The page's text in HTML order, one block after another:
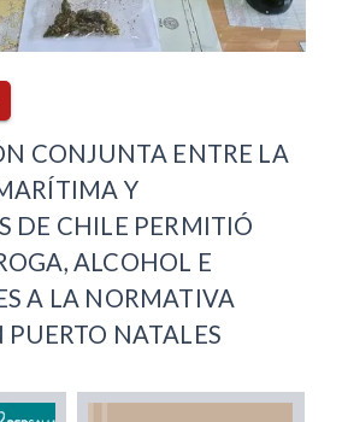
CONJUNTA ENTRE LA
Y
DE CHILE PERMITIÓ
ALCOHOL E
A LA NORMATIVA
NATALES